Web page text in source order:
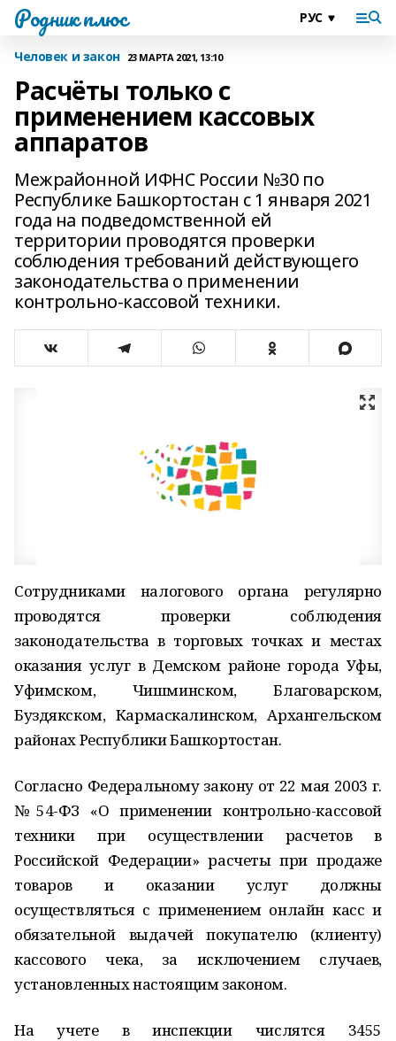
Родник плюс
Человек и закон 23 МАРТА 2021, 13:10
Расчёты только с
применением кассовых
аппаратов
Межрайонной ИФНС России №30 по
Республике Башкортостан с 1 января 2021
года на подведомственной ей
территории проводятся проверки
соблюдения требований действующего
законодательства о применении
контрольно-кассовой техники.
Сотрудниками налогового органа регулярно
проводятся проверки соблюдения
законодательства в торговых точках и местах
оказания услуг в Демском районе города Уфы,
Уфимском, Чишминском, Благоварском,
Буздякском, Кармаскалинском, Архангельском
районах Республики Башкортостан.
Согласно Федеральному закону от 22 мая 2003 г.
№54-ФЗ «О применении контрольно-кассовой
техники при осуществлении расчетов в
Российской Федерации» расчеты при продаже
товаров и оказании услуг должны
осуществляться с применением онлайн касс и
обязательной выдачей покупателю (клиенту)
кассового чека, за исключением случаев,
установленных настоящим законом.
На учете в инспекции числятся 3455